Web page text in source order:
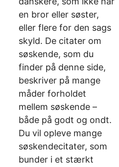
en bror eller søster,
eller flere for den sags
skyld. De citater om
søskende, som du
finder på denne side,
beskriver på mange
måder forholdet
mellem søskende –
både på godt og ondt.
Du vil opleve mange
søskendecitater, som
bunder i et stærkt